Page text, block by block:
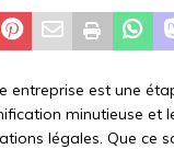
entreprise est une
minutieuse et
légales. Que ce